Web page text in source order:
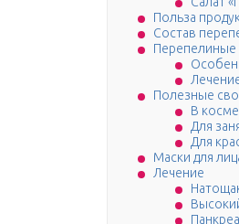
Польза
Состав
Перепелиные
Полезные
В
Для
Для
Маски для
Лечение